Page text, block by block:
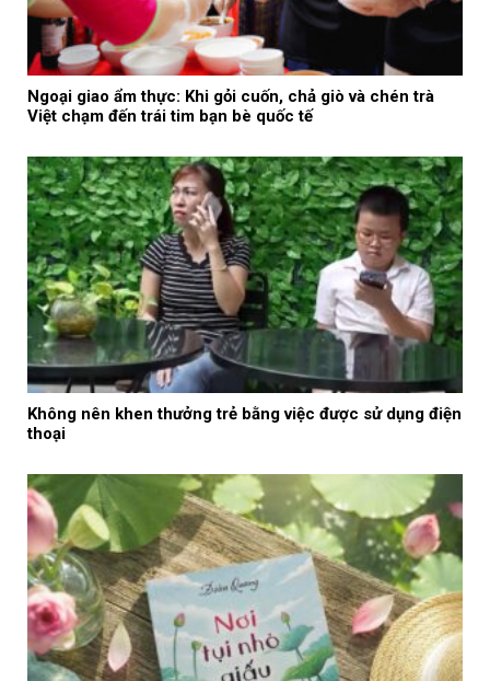
Ngoại giao ẩm thực: Khi gỏi cuốn, chả giò và chén trà
Việt chạm đến trái tim bạn bè quốc tế
Không nên khen thưởng trẻ bằng việc được sử dụng điện
thoại